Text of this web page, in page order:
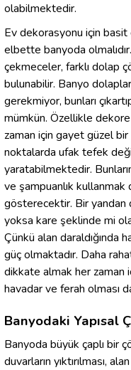
olabilmektedir.
Ev dekorasyonu için basit
elbette banyoda
çekmeceler, farklı dolap
bulunabilir. Banyo
gerekmiyor, bunları
mümkün. Özellikle
zaman için gayet güzel bir
noktalarda ufak tefek
yaratabilmektedir.
ve şampuanlık
gösterecektir. Bir yandan
yoksa kare şeklinde mi
Çünkü alan daraldığında
güç olmaktadır. Daha
dikkate almak her zaman
havadar ve ferah olması
Banyodaki Yapısal
Banyoda büyük çaplı bir
duvarların yıktırılması,